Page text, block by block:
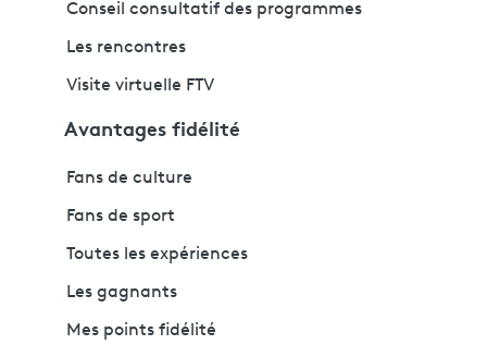
Conseil consultatif des programmes
Les rencontres
Visite virtuelle FTV
Avantages fidélité
Fans de culture
Fans de sport
Toutes les expériences
Les gagnants
Mes points fidélité